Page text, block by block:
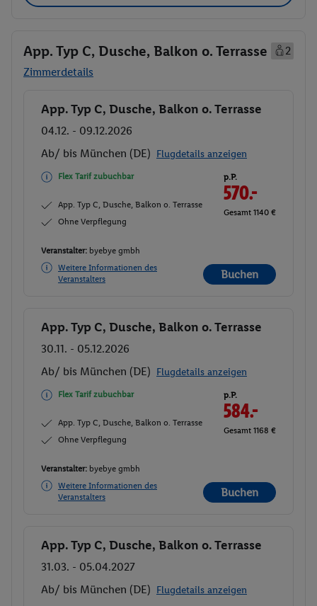
App. Typ C, Dusche, Balkon o. Terrasse
2
Zimmerdetails
Buchen
App. Typ C, Dusche, Balkon o. Terrasse
04.12. - 09.12.2026
Ab/ bis München (DE) Flugdetails anzeigen
Flex Tarif zubuchbar
App. Typ C, Dusche, Balkon o. Terrasse
Ohne Verpflegung
p.P.
570.-
Gesamt 1140 €
Veranstalter: byebye gmbh
Weitere Informationen des
Veranstalters
Buchen
Buchen
App. Typ C, Dusche, Balkon o. Terrasse
30.11. - 05.12.2026
Ab/ bis München (DE) Flugdetails anzeigen
Flex Tarif zubuchbar
App. Typ C, Dusche, Balkon o. Terrasse
Ohne Verpflegung
p.P.
584.-
Gesamt 1168 €
Veranstalter: byebye gmbh
Weitere Informationen des
Veranstalters
Buchen
Buchen
App. Typ C, Dusche, Balkon o. Terrasse
31.03. - 05.04.2027
Ab/ bis München (DE) Flugdetails anzeigen